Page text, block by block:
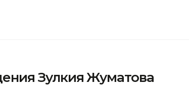
Зулкия Жуматова